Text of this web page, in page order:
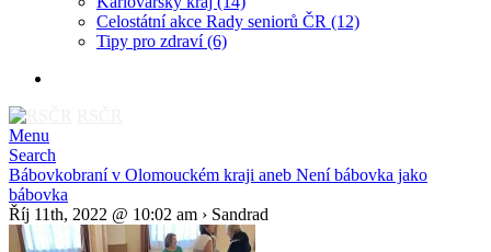
Celostátní akce Rady seniorů ČR (12)
Tipy pro zdraví(6)
Menu
Search
Bábovkobraní v Olomouckém kraji aneb Není bábovka jako
bábovka
Říj 11th, 2022 @ 10:02 am › Sandrad